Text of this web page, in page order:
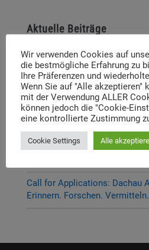
Aktuelle Beiträge
P-Seminar Gymnasium
Hohenbrunn – Zwischen Krieg
Thema und Referent:innen für
Dachauer Symposium stehen
Neue Stelleausschreibung
Digitale Neuerscheinung:
Call for Applications: Dachau
Erinnern. Forschen. Vermitteln.
Wir verwenden Cookies auf
die bestmögliche Erfahrung zu
Ihre Präferenzen und
Wenn Sie auf "Alle akzeptieren"
mit der Verwendung ALLER
können jedoch die "Cookie-
eine kontrollierte Zustimmung
Cookie Settings Alle